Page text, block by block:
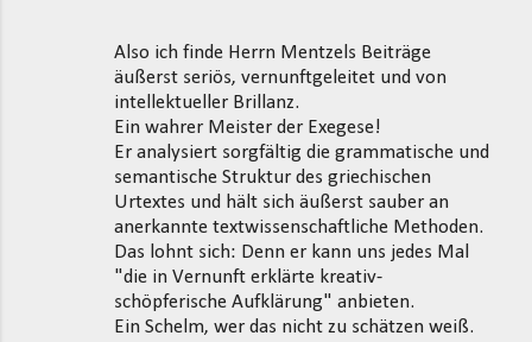
Also ich finde Herrn Mentzels Beiträge
äußerst seriös, vernunftgeleitet und von
intellektueller Brillanz.
Ein wahrer Meister der Exegese!
Er analysiert sorgfältig die grammatische und
semantische Struktur des griechischen
Urtextes und hält sich äußerst sauber an
anerkannte textwissenschaftliche Methoden.
Das lohnt sich: Denn er kann uns jedes Mal
"die in Vernunft erklärte kreativ-
schöpferische Aufklärung" anbieten.
Ein Schelm, wer das nicht zu schätzen weiß.